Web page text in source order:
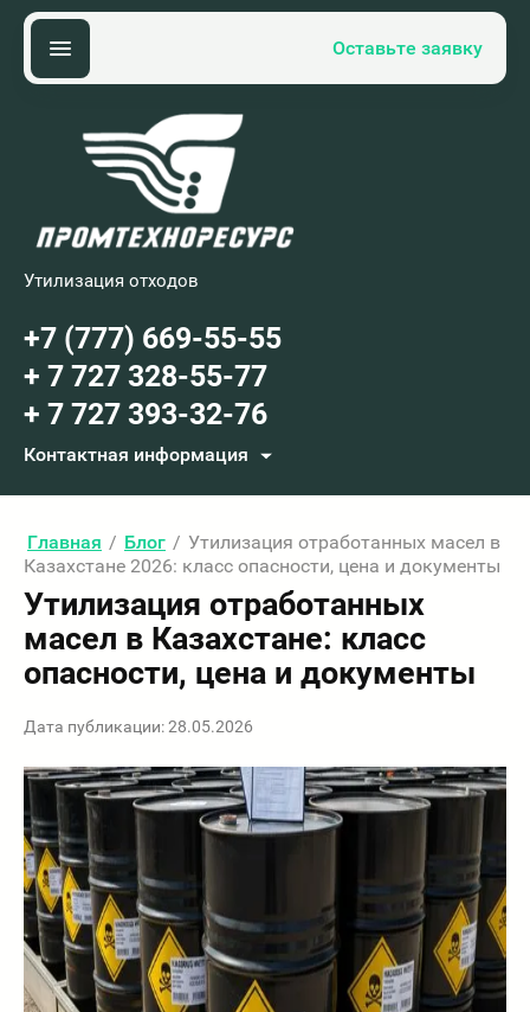
Оставьте заявку
Утилизация отходов
+7 (777) 669-55-55
+ 7 727 328-55-77
+ 7 727 393-32-76
Контактная информация
Главная / Блог / Утилизация отработанных масел в
Казахстане 2026: класс опасности, цена и документы
Утилизация отработанных
масел в Казахстане: класс
опасности, цена и документы
Дата публикации: 28.05.2026